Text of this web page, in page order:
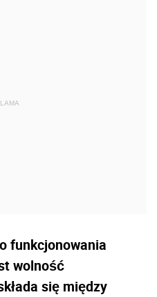
funkcjonowania
wolność
się między